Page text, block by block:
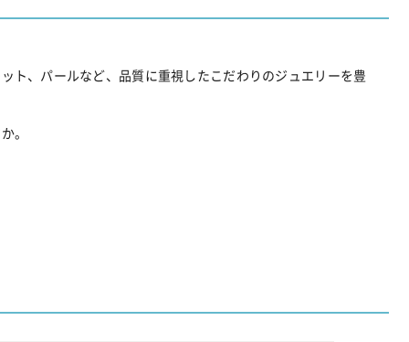
ト、パールなど、品質に重視したこだわりのジュエリーを豊
。